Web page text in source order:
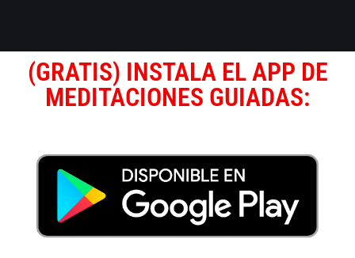
(GRATIS) INSTALA EL APP DE
MEDITACIONES GUIADAS: